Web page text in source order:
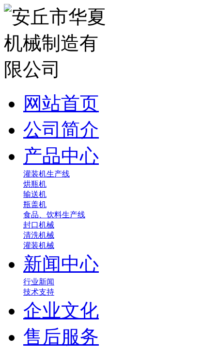
网站首页
公司简介
产品中心
灌装机生产线
烘瓶机
输送机
瓶盖机
食品、饮料生产线
封口机械
清洗机械
灌装机械
新闻中心
行业新闻
技术支持
企业文化
售后服务